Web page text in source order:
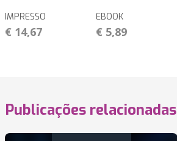
IMPRESSO
€ 14,67
EBOOK
€ 5,89
Publicações relacionadas